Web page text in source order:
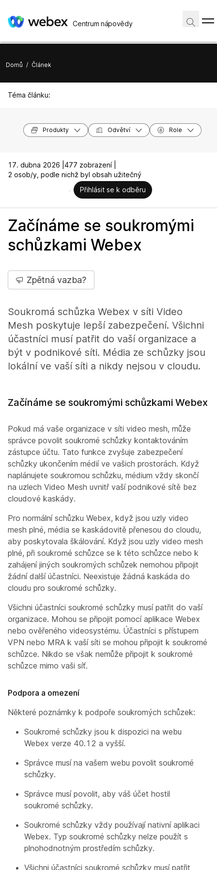
Centrum nápovědy
Domů / Článek
Téma článku:
Produkty Odvětví Role
17. dubna 2026 | 477 zobrazení |
2 osob/y, podle nichž byl obsah užitečný
Přihlásit se k odběru
Začínáme se soukromými
schůzkami Webex
Zpětná vazba?
Soukromá schůzka Webex v síti Video
Mesh poskytuje lepší zabezpečení. Všichni
účastníci musí patřit do vaší organizace a
být v podnikové síti. Média ze schůzky jsou
lokální ve vaší síti a nikdy nejsou v cloudu.
Začínáme se soukromými schůzkami Webex
Pokud má vaše organizace v síti video mesh, může
správce povolit soukromé schůzky kontaktováním
zástupce účtu. Tato funkce zvyšuje zabezpečení
schůzky ukončením médií ve vašich prostorách. Když
naplánujete soukromou schůzku, médium vždy skončí
na uzlech Video Mesh uvnitř vaší podnikové sítě bez
cloudové kaskády.
Pro normální schůzku Webex, když jsou uzly video
mesh plné, média se kaskádovitě přenesou do cloudu,
aby poskytovala škálování. Když jsou uzly video mesh
plné, při soukromé schůzce se k této schůzce nebo k
zahájení jiných soukromých schůzek nemohou připojit
žádní další účastníci. Neexistuje žádná kaskáda do
cloudu pro soukromé schůzky.
Všichni účastníci soukromé schůzky musí patřit do vaší
organizace. Mohou se připojit pomocí aplikace Webex
nebo ověřeného videosystému. Účastníci s přístupem
VPN nebo MRA k vaší síti se mohou připojit k soukromé
schůzce. Nikdo se však nemůže připojit k soukromé
schůzce mimo vaši síť.
Podpora a omezení
Některé poznámky k podpoře soukromých schůzek:
Soukromé schůzky jsou k dispozici na webu
Webex verze 40.12 a vyšší.
Správce musí na vašem webu povolit soukromé
schůzky.
Správce musí povolit, aby váš účet hostil
soukromé schůzky.
Soukromé schůzky vždy používají nativní aplikaci
Webex. Typ soukromé schůzky nelze použít s
plnohodnotným prostředím schůzky.
Všichni účastníci soukromé schůzky musí patřit